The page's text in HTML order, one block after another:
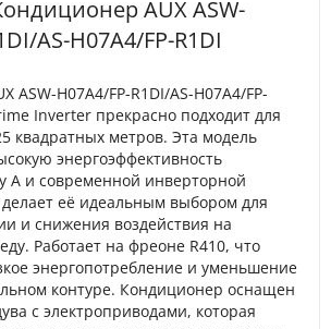
AUX ASW-
AS-H07A4/FP-R1DI
ASW-H07A4/FP-R1DI/AS-H07A4/FP-
Inverter прекрасно подходит для
квадратных метров. Эта модель
энергоэффективность
A и современной инверторной
делает её идеальным выбором для
и снижения воздействия на
Работает на фреоне R410, что
энергопотребление и уменьшение
контуре. Кондиционер оснащен
с электроприводами, которая